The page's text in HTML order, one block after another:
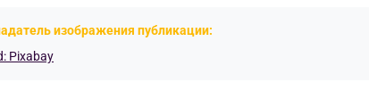
изображения публикации:
Pixabay